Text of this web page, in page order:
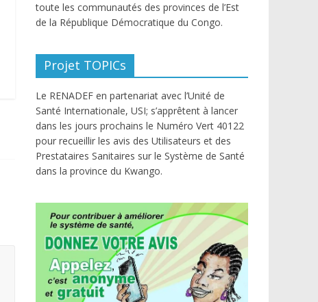
toute les communautés des provinces de l’Est
de la République Démocratique du Congo.
Projet TOPICs
Le RENADEF en partenariat avec l’Unité de
Santé Internationale, USI; s’apprêtent à lancer
dans les jours prochains le Numéro Vert 40122
pour recueillir les avis des Utilisateurs et des
Prestataires Sanitaires sur le Système de Santé
dans la province du Kwango.